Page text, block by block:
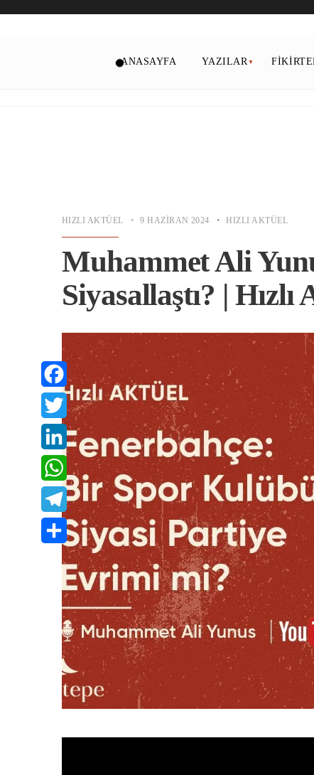
ANASAYFA YAZILAR
HIZLI AKTÜEL • 9 HAZIRAN 2024 • HIZLI AKTÜEL
Muhammet Ali
Siyasallaştı? |
Facebook
Twitter
LinkedIn
WhatsApp
Telegram
Share